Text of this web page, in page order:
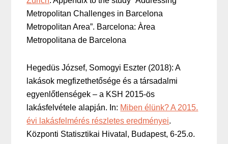
Metropolitan Challenges in Barcelona
Metropolitan Area”. Barcelona: Àrea
Metropolitana de Barcelona
Hegedüs József, Somogyi Eszter (2018): A
lakások megfizethetősége és a társadalmi
egyenlőtlenségek – a KSH 2015-ös
lakásfelvétele alapján. In: Miben élünk? A 2015.
évi lakásfelmérés részletes eredményei.
Központi Statisztikai Hivatal, Budapest, 6-25.o.